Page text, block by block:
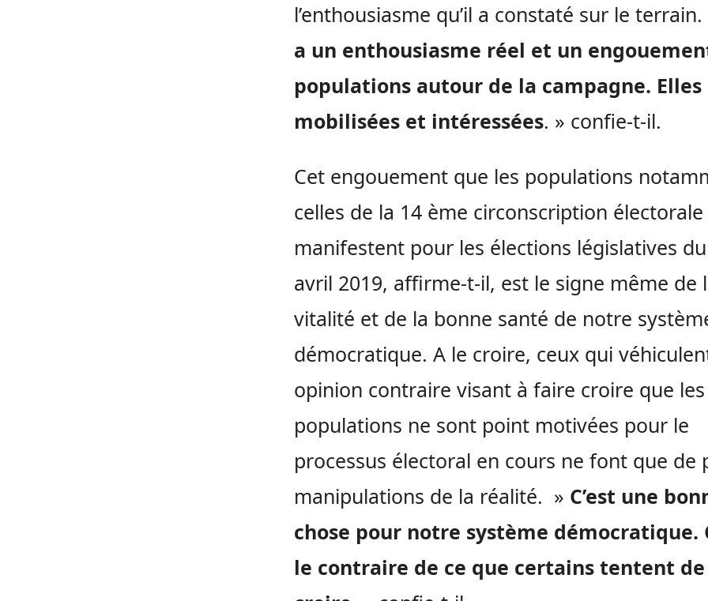
l’enthousiasme qu’il a constaté sur le
a un enthousiasme réel et un
populations autour de la campagne. Elles
mobilisées et intéressées. » confie-t-il.
Cet engouement que les populations
celles de la 14 ème circonscription électorale
manifestent pour les élections législatives
avril 2019, affirme-t-il, est le signe même de
vitalité et de la bonne santé de notre
démocratique. A le croire, ceux qui
opinion contraire visant à faire croire que les
populations ne sont point motivées pour le
processus électoral en cours ne font que de
manipulations de la réalité. » C’est une
chose pour notre système démocratique.
le contraire de ce que certains tentent